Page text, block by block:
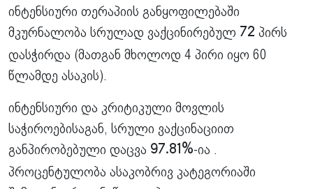
ინტენსიური თერაპიის განყოფილებაში
მკურნალობა სრულად ვაქცინირებულ 72 პირს
დასჭირდა (მათგან მხოლოდ 4 პირი იყო 60
წლამდე ასაკის).
ინტენსიური და კრიტიკული მოვლის
საჭიროებისაგან, სრული ვაქცინაციით
განპირობებული დაცვა 97.81%-ია .
პროცენტულობა ასაკობრივ კატეგორიაში